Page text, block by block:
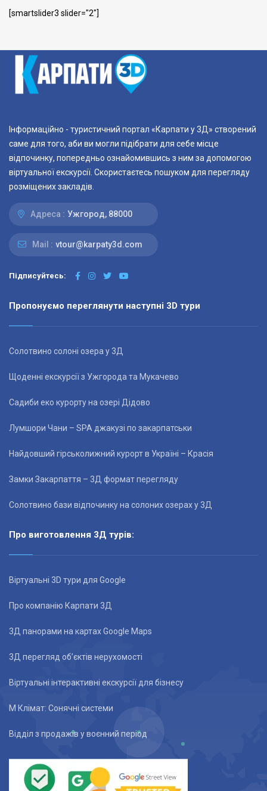
[smartslider3 slider="2"]
Інформаційно - туристичний портал «Карпати у 3Д» створений
саме для того, аби ви могли підібрати для себе місце
відпочинку, попередньо ознайомившись з ним за допомогою
віртуальної екскурсії. Скористаєтесь пошуком для перегляду
розміщених закладів.
Адреса : Ужгород, 88000
Mail : vtour@karpaty3d.com
Підписуйтесь:
Пропонуємо переглянути наступні 3D тури
Солотвино солоні озера у 3Д
Щоденні екскурсії з Ужгорода та Мукачево
Садиби еко курорту на озері Дідово
Лумшори Чани – SPA джакузі по закарпатськи
Найдовший гірськолижний курорт в Україні – Красія
Замки Закарпаття – 3Д формат перегляду
Солотвино бази відпочинку на солоних озерах у 3Д
Про виготовлення 3Д турів:
Віртуальні 3D тури для Google
Про компанію Карпати 3Д
3Д панорами на картах Google Maps
3Д перегляд об’єктів нерухомості
Віртуальні інтерактивні екскурсії для бізнесу
М Клімат: Сонячні системи
Відділ з продажів у воєнний період